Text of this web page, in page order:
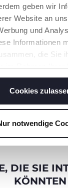
geben wir
Website an
und
Informationen
die Sie
Cookies
notwendige
Holz.
DIE SIE
KÖNNTEN